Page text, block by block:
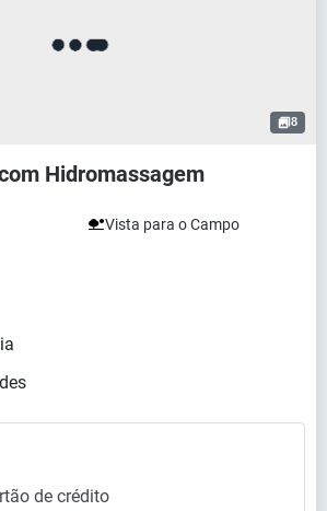
8
Hidromassagem
Vista para o Campo
de crédito